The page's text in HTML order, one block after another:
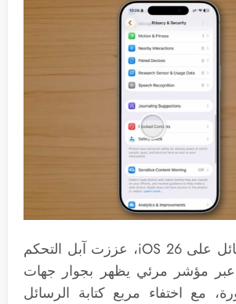
في تطبيق الرسائل على iOS 26، عززت آبل التحكم
مؤشر مرئي يظهر بجوار جهات
مع اختفاء مربع كتابة الرسائل